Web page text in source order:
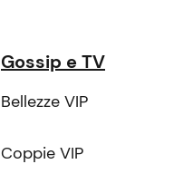
Gossip e TV
Bellezze VIP
Coppie VIP